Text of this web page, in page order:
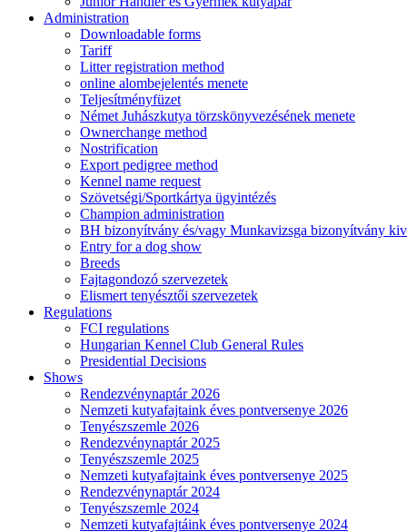
Administration
Downloadable forms
Tariff
Litter registration method
online alombejelentés menete
Teljesítményfüzet
Német Juhászkutya törzskönyvezésének menete
Ownerchange method
Nostrification
Export pedigree method
Kennel name request
Szövetségi/Sportkártya ügyintézés
Champion administration
BH bizonyítvány és/vagy Munkavizsga bizonyítvány
Entry for a dog show
Breeds
Fajtagondozó szervezetek
Elismert tenyésztői szervezetek
Regulations
FCI regulations
Hungarian Kennel Club General Rules
Presidential Decisions
Shows
Rendezvénynaptár 2026
Nemzeti kutyafajtaink éves pontversenye 2026
Tenyészszemle 2026
Rendezvénynaptár 2025
Tenyészszemle 2025
Nemzeti kutyafajtaink éves pontversenye 2025
Rendezvénynaptár 2024
Tenyészszemle 2024
Nemzeti kutyafajtáink éves pontversenye 2024